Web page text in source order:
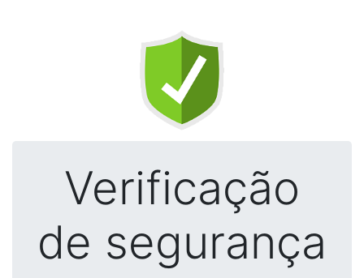
Verificação
de segurança